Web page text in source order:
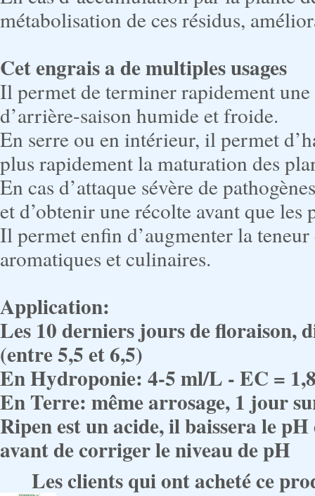
métabolisation de ces résidus,
Cet engrais a de multiples usages
Il permet de terminer rapidement une
d’arrière-saison humide et froide.
En serre ou en intérieur, il permet
plus rapidement la maturation des
En cas d’attaque sévère de
et d’obtenir une récolte avant que les
Il permet enfin d’augmenter la
aromatiques et culinaires.
Application:
Les 10 derniers jours de floraison,
(entre 5,5 et 6,5)
En Hydroponie: 4-5 ml/L - EC =
En Terre: même arrosage, 1 jour
Ripen est un acide, il baissera le
avant de corriger le niveau de pH
Les clients qui ont acheté ce